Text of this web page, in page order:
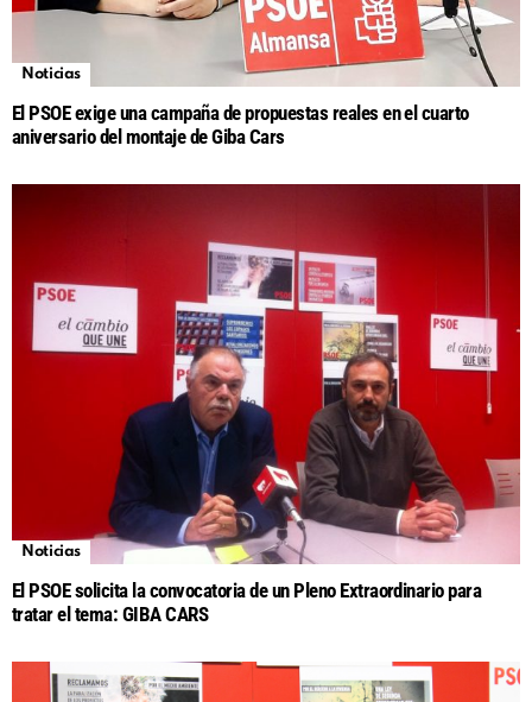
Noticias
El PSOE exige una campaña de propuestas reales en el cuarto
aniversario del montaje de Giba Cars
Noticias
El PSOE solicita la convocatoria de un Pleno Extraordinario para
tratar el tema: GIBA CARS